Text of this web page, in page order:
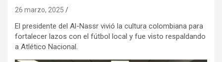
26 marzo, 2025
El presidente del Al-Nassr vivió la cultura colombiana para
fortalecer lazos con el fútbol local y fue visto respaldando
a Atlético Nacional.